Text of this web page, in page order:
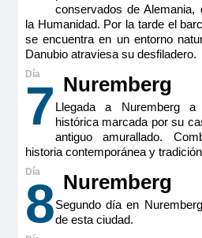
RiverSide
Riverside Suite – Puente
conservados de Alemania,
la Humanidad. Por la tarde el
se encuentra en un entorno
Danubio atraviesa su desfiladero.
7 Nuremberg
Llegada a Nuremberg
histórica marcada por su
antiguo amurallado.
historia contemporánea y
8 Nuremberg
Segundo día en
de esta ciudad.